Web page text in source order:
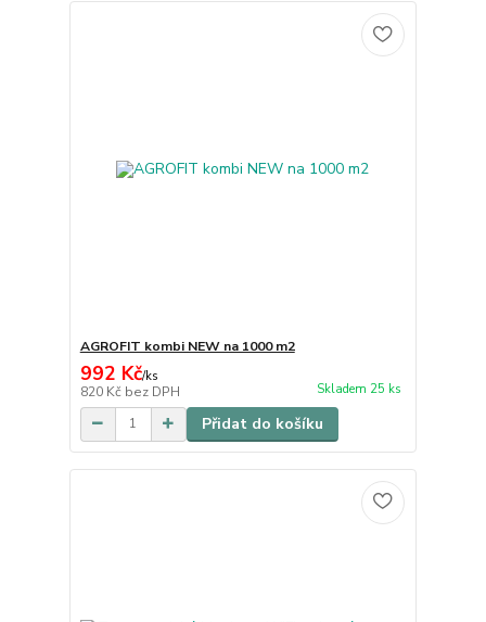
AGROFIT kombi NEW na 1000 m2
992 Kč/ks
820 Kč bez DPH Skladem 25 ks
Přidat do košíku